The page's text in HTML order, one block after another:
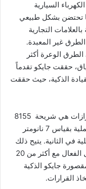
السيارية
تحتضن بشكل طبيعي
التجارية
الطرق غير المعبدة.
الوعرة أكثر
حققت جايكو تقدماً
الذكية، حيث حققت
واحدة من الميزات الرئيسية في جميع الطرازات هي شريحة 8155
الرائدة في الصناعة، حيث تستخدم تقنية عملية بقياس 7 نانومتر
إلى 8 تريليون عملية في الثانية. يتيح ذلك
التشغيل السريع في غضون ثانيتين والتعامل الفعال مع أكثر من 20
على مقصورة جايكو الذكية
القرارات.